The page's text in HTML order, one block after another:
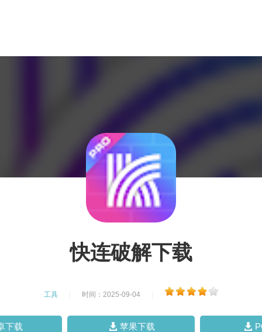
快连破解下载
工具 时间：2025-09-04
下载 苹果下载